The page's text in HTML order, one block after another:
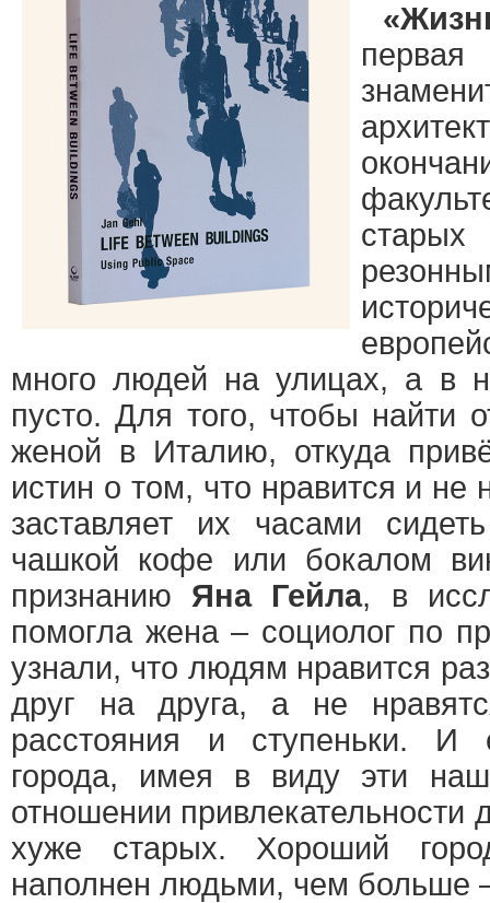
старых
много людей на улицах, а в
пусто. Для того, чтобы найти
женой в Италию, откуда
истин о том, что нравится и не
заставляет их часами
чашкой кофе или бокалом
признанию Яна Гейла, в
помогла жена – социолог по
узнали, что людям нравится
друг на друга, а не
расстояния и ступеньки. И
города, имея в виду эти
отношении привлекательности
хуже старых. Хороший
наполнен людьми, чем больше